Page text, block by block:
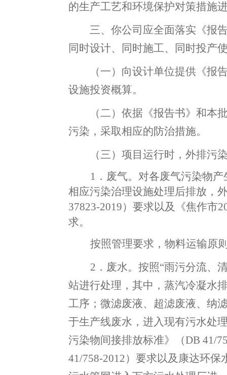
的生产工艺和环境保护对策措施
三、你公司应全面落实《报
同时设计、同时施工、同时投产
（一）向设计单位提供《报
设施投资概算。
（二）依据《报告书》和本
污染 ， 采取相应的防治措施。
（三） 项目运行时 ， 外排污
1．废气。 对各废气污染物
相应污染治理设施处理后排放 ，
37823-2019）要求以及
《焦作市
求。
按照管理要求 ， 物料运输原
2 ． 废水。 按照“雨污分流、
站进行处理 ， 其中，蒸汽冷凝水
工序；微滤废液、超滤废液、纳
于生产线废水 ， 进入现有污水处
污染物间接排放标准》（DB 41/
41/758-2012）要求以及 康达环保